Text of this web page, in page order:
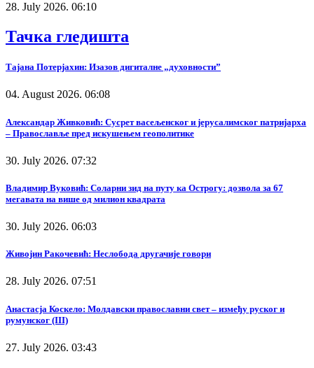
28. July 2026. 06:10
Тачка гледишта
Тајана Потерјахин: Изазов дигиталне „духовности”
04. August 2026. 06:08
Александар Живковић: Сусрет васељенског и јерусалимског патријарха
– Православље пред искушењем геополитике
30. July 2026. 07:32
Владимир Вуковић: Соларни зид на путу ка Острогу: дозвола за 67
мегавата на више од милион квадрата
30. July 2026. 06:03
Живојин Ракочевић: Неслобода другачије говори
28. July 2026. 07:51
Анастасја Коскело: Молдавски православни свет – између руског и
румунског (III)
27. July 2026. 03:43